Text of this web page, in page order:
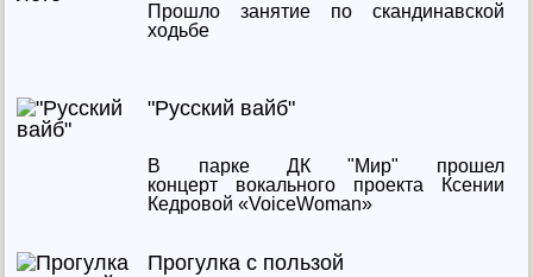
Прошло занятие по скандинавской
ходьбе
"Русский вайб"
В парке ДК "Мир" прошел
концерт вокального проекта Ксении
Кедровой «VoiceWoman»
Прогулка с пользой